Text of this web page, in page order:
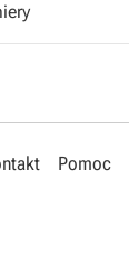
Pomoc